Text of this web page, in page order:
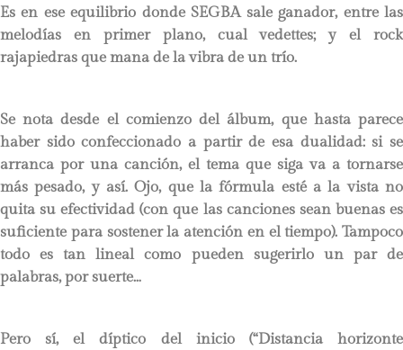
Es en ese equilibrio donde SEGBA sale ganador, entre las
melodías en primer plano, cual vedettes; y el rock
rajapiedras que mana de la vibra de un trío.
Se nota desde el comienzo del álbum, que hasta parece
haber sido confeccionado a partir de esa dualidad: si se
arranca por una canción, el tema que siga va a tornarse
más pesado, y así. Ojo, que la fórmula esté a la vista no
quita su efectividad (con que las canciones sean buenas es
suficiente para sostener la atención en el tiempo). Tampoco
todo es tan lineal como pueden sugerirlo un par de
palabras, por suerte…
Pero sí, el díptico del inicio (“Distancia horizonte